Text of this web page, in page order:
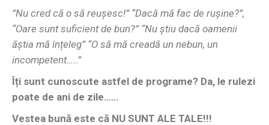
”Nu cred că o să reușesc!” “Dacă mă fac de rușine?”,
“Oare sunt suficient de bun?” “Nu știu dacă oamenii
ăștia mă înțeleg” “O să mă creadă un nebun, un
incompetent…..”
Îți sunt cunoscute astfel de programe? Da, le rulezi
poate de ani de zile……
Vestea bună este că NU SUNT ALE TALE!!!